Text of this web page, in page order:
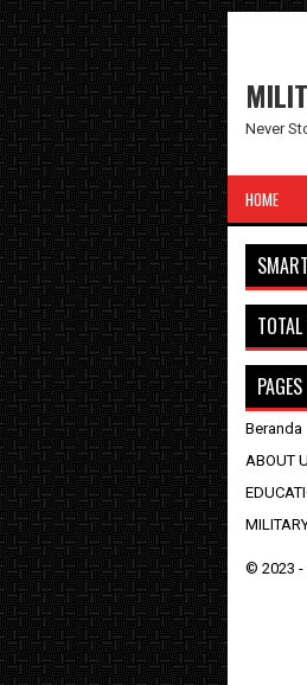
Never
HOME
PAGES
Beranda
ABOUT
© 2023 -